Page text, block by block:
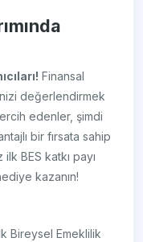
Finansal
değerlendirmek
edenler, şimdi
bir fırsata sahip
BES katkı payı
kazanın!
Bireysel Emeklilik